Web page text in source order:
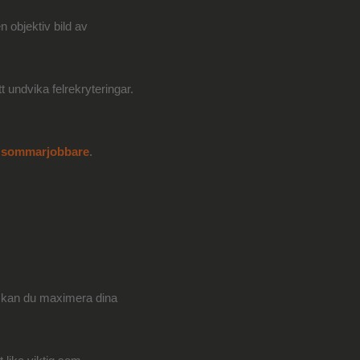
objektiv bild av
undvika felrekryteringar.
.
du maximera dina